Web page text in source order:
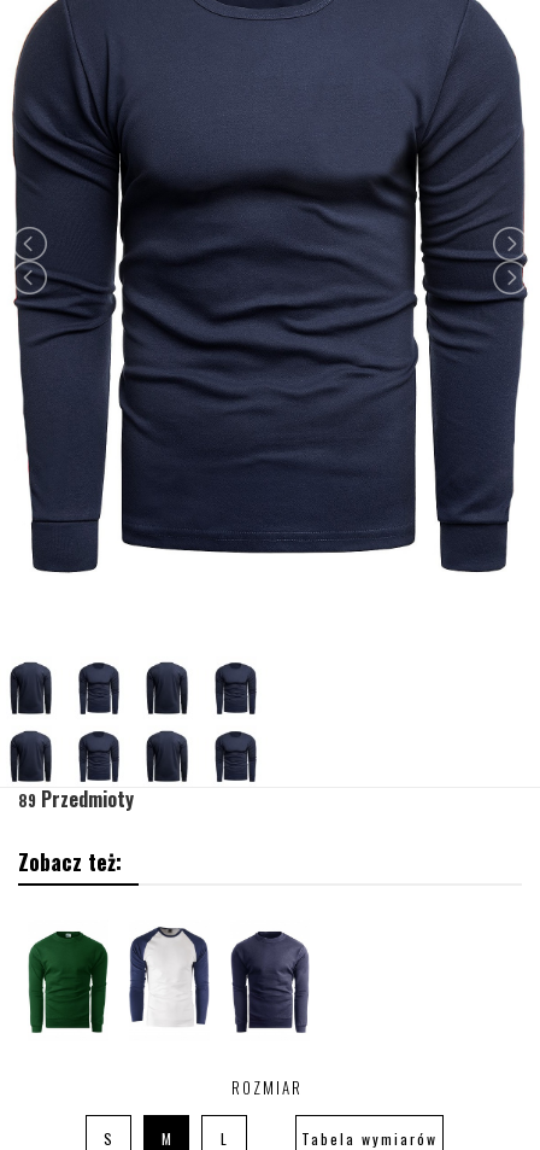
89 Przedmioty
Zobacz też:
ROZMIAR
S M L Tabela wymiarów